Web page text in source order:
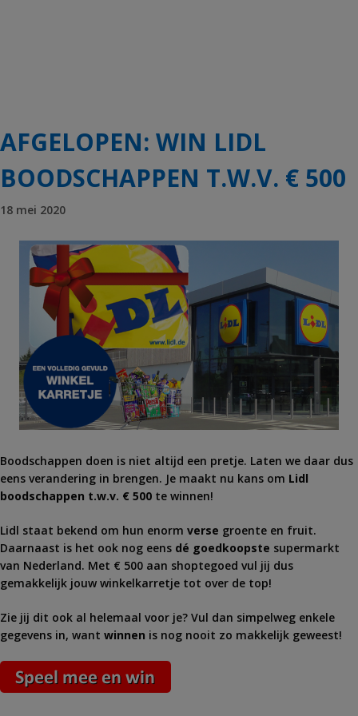
AFGELOPEN: WIN LIDL
BOODSCHAPPEN T.W.V. € 500
18 mei 2020
Boodschappen doen is niet altijd een pretje. Laten we daar dus
eens verandering in brengen. Je maakt nu kans om Lidl
boodschappen t.w.v. € 500 te winnen!
Lidl staat bekend om hun enorm verse groente en fruit.
Daarnaast is het ook nog eens dé goedkoopste supermarkt
van Nederland. Met € 500 aan shoptegoed vul jij dus
gemakkelijk jouw winkelkarretje tot over de top!
Zie jij dit ook al helemaal voor je? Vul dan simpelweg enkele
gegevens in, want winnen is nog nooit zo makkelijk geweest!